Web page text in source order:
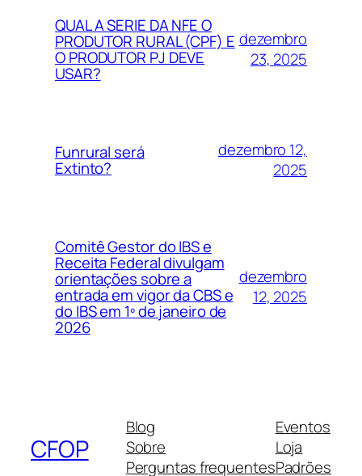
QUAL A SERIE DA NFE O
PRODUTOR RURAL (CPF) E
O PRODUTOR PJ DEVE
USAR?
dezembro
23, 2025
Funrural será
Extinto?
dezembro 12,
2025
Comitê Gestor do IBS e
Receita Federal divulgam
orientações sobre a
entrada em vigor da CBS e
do IBS em 1º de janeiro de
2026
dezembro
12, 2025
CFOP
Blog
Sobre
Perguntas frequentes
Eventos
Loja
Padrões